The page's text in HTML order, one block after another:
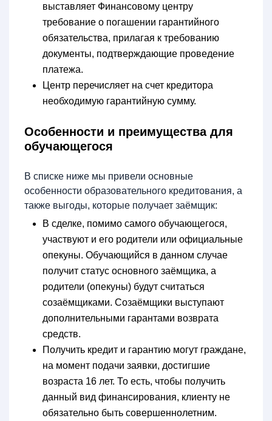
выставляет Финансовому центру
требование о погашении гарантийного
обязательства, прилагая к требованию
документы, подтверждающие проведение
платежа.
Центр перечисляет на счет кредитора
необходимую гарантийную сумму.
Особенности и преимущества для
обучающегося
В списке ниже мы привели основные
особенности образовательного кредитования, а
также выгоды, которые получает заёмщик:
В сделке, помимо самого обучающегося,
участвуют и его родители или официальные
опекуны. Обучающийся в данном случае
получит статус основного заёмщика, а
родители (опекуны) будут считаться
созаёмщиками. Созаёмщики выступают
дополнительными гарантами возврата
средств.
Получить кредит и гарантию могут граждане,
на момент подачи заявки, достигшие
возраста 16 лет. То есть, чтобы получить
данный вид финансирования, клиенту не
обязательно быть совершеннолетним.